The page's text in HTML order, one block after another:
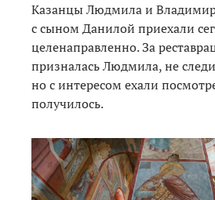
Казанцы Людмила и
с сыном Данилой приехали
целенаправленно. За
призналась Людмила, не
но с интересом ехали
получилось.